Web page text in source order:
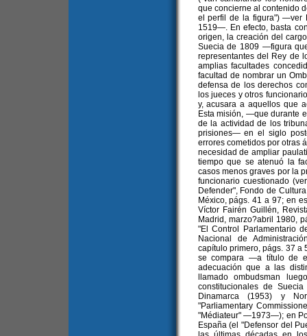
que concierne al contenido
el perfil de la figura") —ver
1519—. En efecto, basta
origen, la creación del
Suecia de 1809 —figura
representantes del Rey de
amplias facultades
facultad de nombrar un
defensa de los derechos
los jueces y otros
y, acusara a aquellos que
Esta misión, —que durante
de la actividad de los
prisiones— en el siglo
errores cometidos por otras
necesidad de ampliar
tiempo que se atenuó la
casos menos graves por la
funcionario cuestionado
Defender", Fondo de
México, págs. 41 a 97; en
Víctor Fairén Guillén,
Madrid, marzo?abril 1980,
"El Control Parlamentario
Nacional de
capítulo primero, págs. 37 a
se compara —a título de
adecuación que a las
llamado ombudsman
constitucionales de
Dinamarca (1953) y
"Parliamentary
"Médiateur" —1973—); en
España (el "Defensor del